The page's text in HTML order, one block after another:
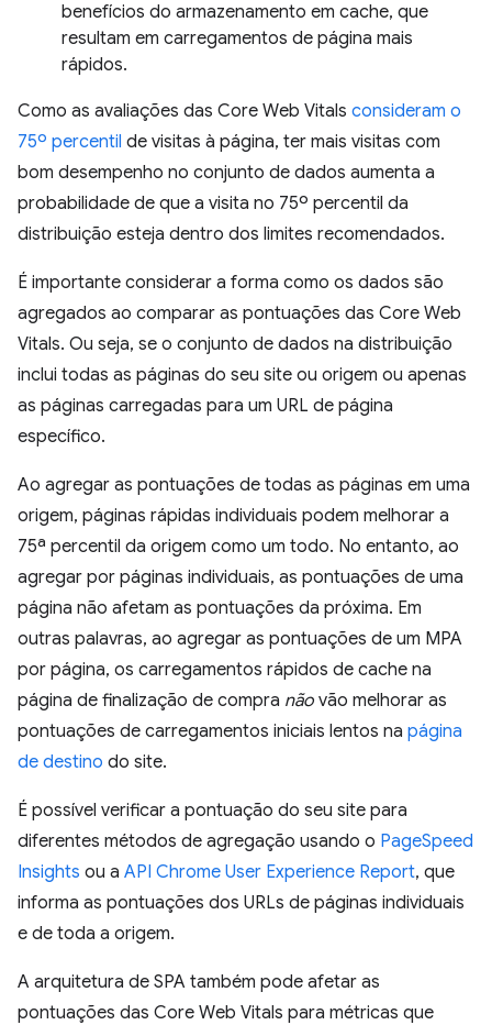
benefícios do armazenamento em cache, que
resultam em carregamentos de página mais
rápidos.
Como as avaliações das Core Web Vitals consideram o
75º percentil de visitas à página, ter mais visitas com
bom desempenho no conjunto de dados aumenta a
probabilidade de que a visita no 75º percentil da
distribuição esteja dentro dos limites recomendados.
É importante considerar a forma como os dados são
agregados ao comparar as pontuações das Core Web
Vitals. Ou seja, se o conjunto de dados na distribuição
inclui todas as páginas do seu site ou origem ou apenas
as páginas carregadas para um URL de página
específico.
Ao agregar as pontuações de todas as páginas em uma
origem, páginas rápidas individuais podem melhorar a
75ª percentil da origem como um todo. No entanto, ao
agregar por páginas individuais, as pontuações de uma
página não afetam as pontuações da próxima. Em
outras palavras, ao agregar as pontuações de um MPA
por página, os carregamentos rápidos de cache na
página de finalização de compra não vão melhorar as
pontuações de carregamentos iniciais lentos na página
de destino do site.
É possível verificar a pontuação do seu site para
diferentes métodos de agregação usando o PageSpeed
Insights ou a API Chrome User Experience Report, que
informa as pontuações dos URLs de páginas individuais
e de toda a origem.
A arquitetura de SPA também pode afetar as
pontuações das Core Web Vitals para métricas que